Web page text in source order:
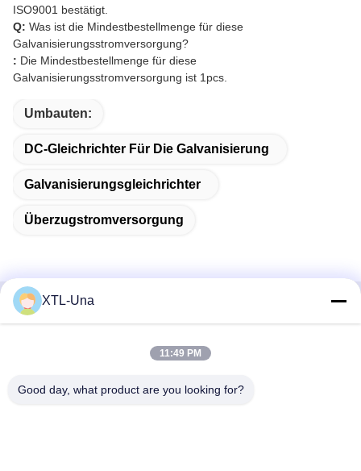
ISO9001 bestätigt.
Q: Was ist die Mindestbestellmenge für diese
Galvanisierungsstromversorgung?
: Die Mindestbestellmenge für diese
Galvanisierungsstromversorgung ist 1pcs.
Umbauten:
DC-Gleichrichter Für Die Galvanisierung
Galvanisierungsgleichrichter
Überzugstromversorgung
Schnelle Kontaktaufnahme
Chengdu-Stadt, Sichuan-Provinz, China
XTL-Una
11:49 PM
Good day, what product are you looking for?